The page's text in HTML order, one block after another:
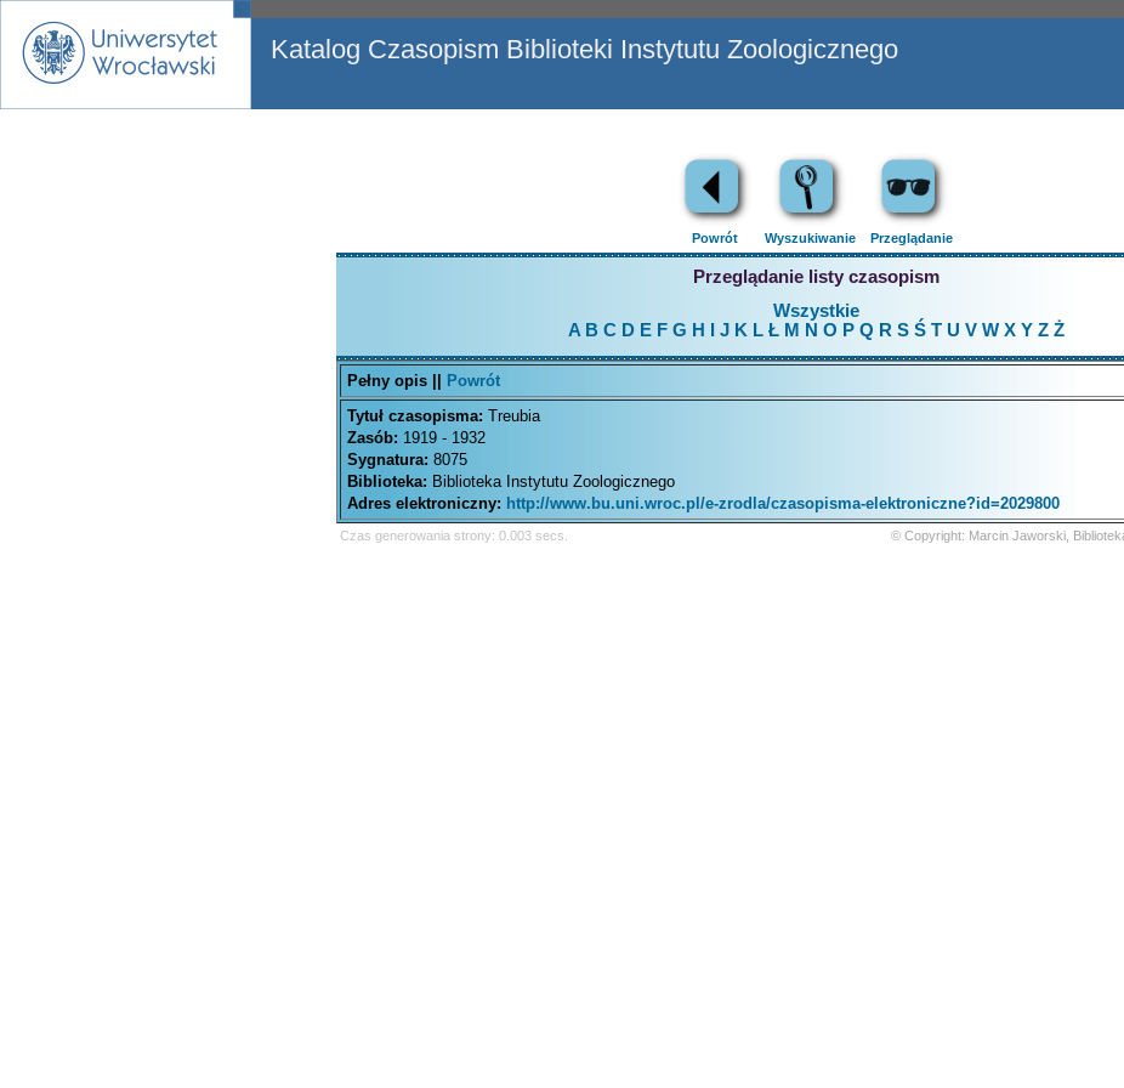
Katalog Czasopism Biblioteki Instytutu Zoologicznego
Powrót Wyszukiwanie Przeglądanie
Przeglądanie listy czasopism
Wszystkie
A B C D EFG H J K L Ł M N O P Q R S Ś T U V W X Y Z Ż
Pełny opis ||
Powrót
Tytuł czasopisma: Treubia
Zasób: 1919 - 1932
Sygnatura: 8075
Biblioteka: Biblioteka Instytutu Zoologicznego
Adres elektroniczny: http://www.bu.uni.wroc.pl/e-zrodla/czasopisma-elektroniczne?id=2029800
Czas generowania strony: 0.003 secs. © Copyright: Marcin Jaworski,